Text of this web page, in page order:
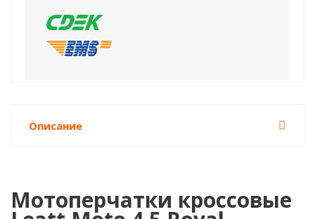
Описание
Мотоперчатки кроссовые